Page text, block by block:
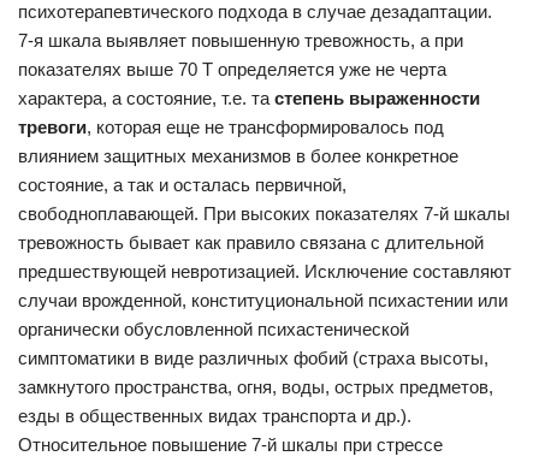
психотерапевтического подхода в случае дезадаптации.
7-я шкала выявляет повышенную тревожность, а при
показателях выше 70 Т определяется уже не черта
характера, а состояние, т.е. та степень выраженности
тревоги, которая еще не трансформировалось под
влиянием защитных механизмов в более конкретное
состояние, а так и осталась первичной,
свободноплавающей. При высоких показателях 7-й шкалы
тревожность бывает как правило связана с длительной
предшествующей невротизацией. Исключение составляют
случаи врожденной, конституциональной психастении или
органически обусловленной психастенической
симптоматики в виде различных фобий (страха высоты,
замкнутого пространства, огня, воды, острых предметов,
езды в общественных видах транспорта и др.).
Относительное повышение 7-й шкалы при стрессе